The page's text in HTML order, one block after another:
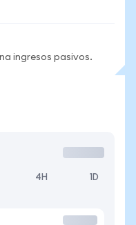
ingresos pasivos.
4H 1D